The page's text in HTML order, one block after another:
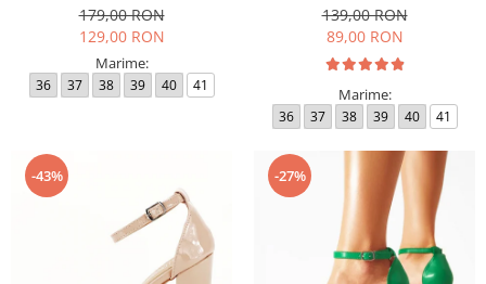
179,00 RON
129,00 RON
Marime:
36 37 38 39 40 41
139,00 RON
89,00 RON
Marime:
36 37 38 39 40 41
-43% -27%